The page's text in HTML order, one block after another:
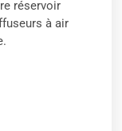
réservoir
à air